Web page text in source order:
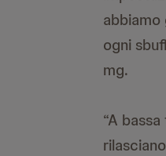
ogni
mg.
“A